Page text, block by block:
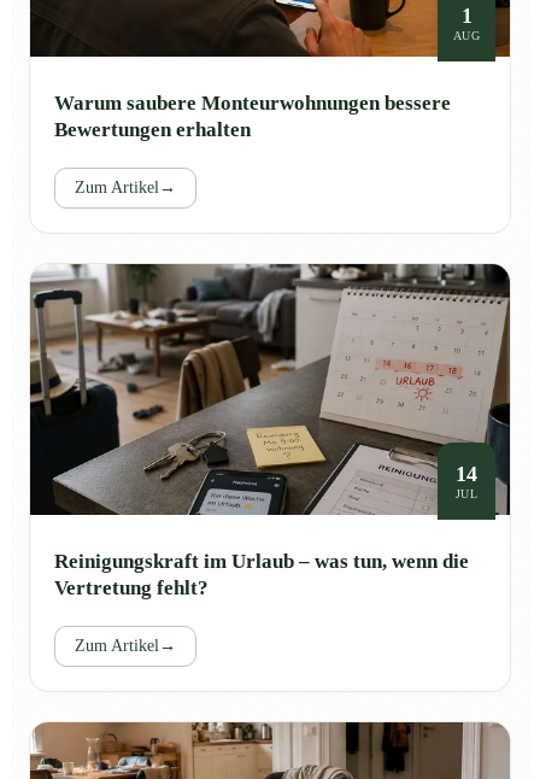
1
AUG
Warum saubere Monteurwohnungen bessere
Bewertungen erhalten
Zum Artikel→
14
JUL
Reinigungskraft im Urlaub – was tun, wenn die
Vertretung fehlt?
Zum Artikel→